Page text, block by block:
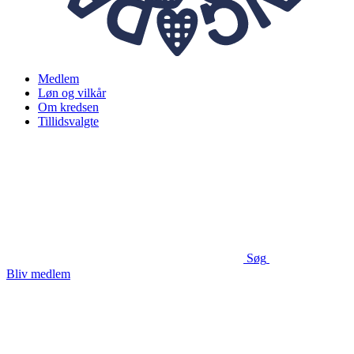
Medlem
Løn og vilkår
Om kredsen
Tillidsvalgte
Søg
Bliv medlem